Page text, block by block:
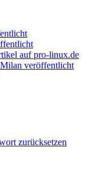
auf pro-linux.de
veröffentlicht
zurücksetzen